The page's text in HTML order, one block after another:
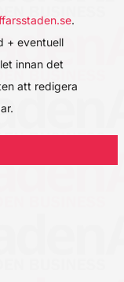
.
+ eventuell
innan det
att redigera